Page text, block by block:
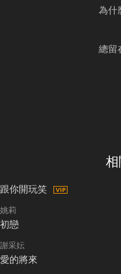
為什
總留
相
跟你開玩笑
姚莉
初戀
謝采妘
愛的將來